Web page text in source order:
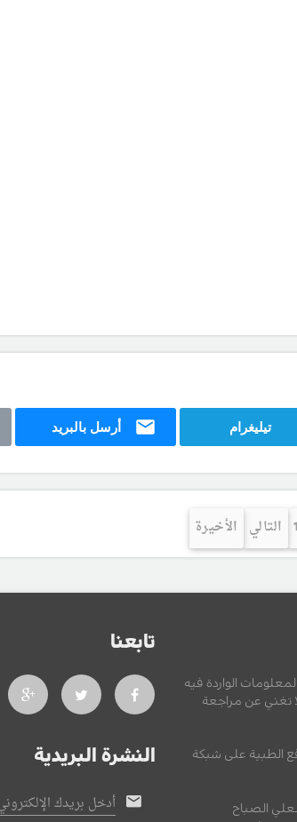
تيليغرام أرسل بالبريد
التالي الأخيرة
الواردة فيه
تغني عن مراجعة
الطبية على شبكة
الصباح
تابعنا
النشرة البريدية
أدخل بريدك